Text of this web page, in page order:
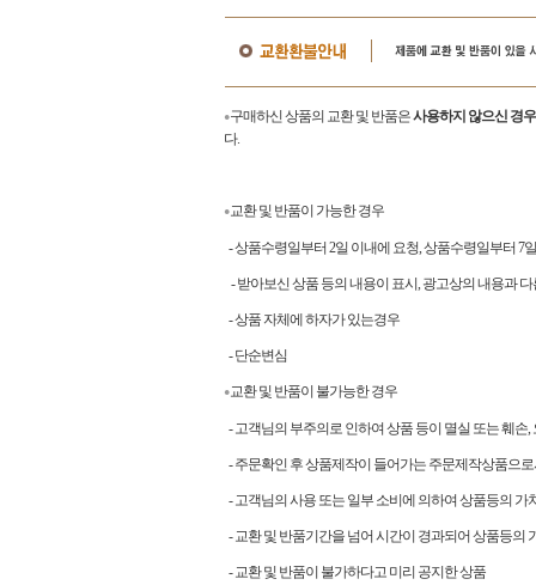
●구매하신 상품의 교환 및 반품은사용하지 않으신 경
다.
●교환 및 반품이 가능한 경우
- 상품수령일부터 2일 이내에 요청, 상품수령일부터 7
- 받아보신 상품 등의 내용이 표시, 광고상의 내용과
- 상품 자체에 하자가 있는경우
- 단순변심
●교환 및 반품이 불가능한 경우
- 고객님의 부주의로 인하여 상품 등이 멸실 또는 훼
- 주문확인 후 상품제작이 들어가는 주문제작상품으
- 고객님의 사용 또는 일부 소비에 의하여 상품등의 가
- 교환 및 반품기간을 넘어 시간이 경과되어 상품등의
- 교환 및 반품이 불가하다고 미리 공지한 상품